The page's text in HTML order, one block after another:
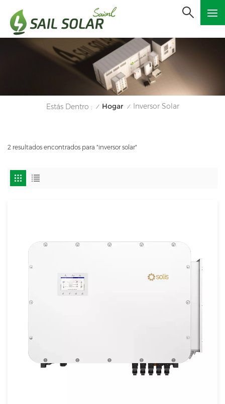
Estás Dentro : / Hogar / Inversor Solar
2 resultados encontrados para "inversor solar"